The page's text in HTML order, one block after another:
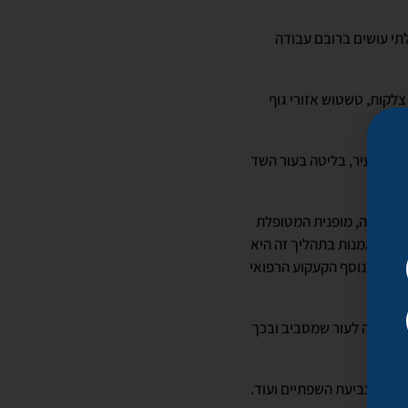
עושים ברובם עבודה
טשטוש אזורי גוף
זעיר, בליטה בעור השד
והעטרה, מופנית המטופלת
האמנות בתהליך זה היא
בנוסף הקעקוע הרפואי
זהה לעור שמסביב ובכך